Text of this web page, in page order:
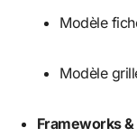
Modèle
Modèle
Frameworks